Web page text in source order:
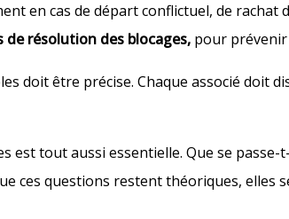
en cas de départ conflictuel, de rachat
résolution des blocages, pour
doit être précise. Chaque associé doit
est tout aussi essentielle. Que se passe-
ces questions restent théoriques,